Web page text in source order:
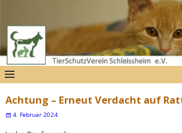
Achtung – Erneut Verdacht auf
4. Februar 2024